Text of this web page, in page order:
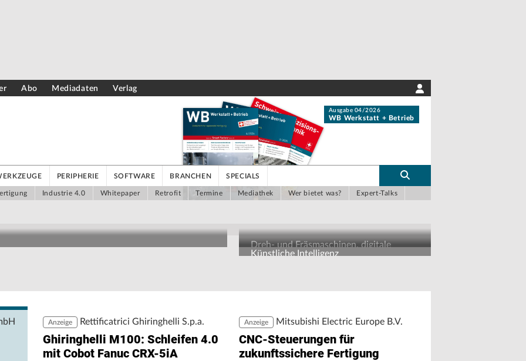
Abo Mediadaten Verlag
Ausgabe 04/2026
WB Werkstatt + Betrieb
PERIPHERIE SOFTWARE BRANCHEN SPECIALS
Industrie 4.0 Whitepaper Retrofit Termine Mediathek Wer bietet was? Expert-Talks
ermöglicht den direkten Zugriff auf
bei der Analyse von
Dreh- und Fräsmaschinen, digitale
Ausbildungskonzepte
Künstliche Intelligenz
Anzeige Rettificatrici Ghiringhelli S.p.a.
Ghiringhelli M100: Schleifen 4.0
mit Cobot Fanuc CRX-5iA
Anzeige Mitsubishi Electric Europe B.V.
CNC-Steuerungen für
zukunftssichere Fertigung